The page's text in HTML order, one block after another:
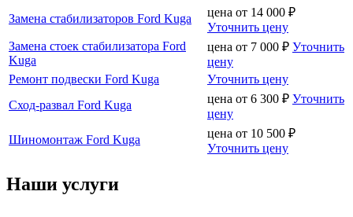
Замена стабилизаторов Ford Kuga
цена от 14 000 ₽
Уточнить цену
Замена стоек стабилизатора Ford
Kuga
цена от 7 000 ₽ Уточнить
цену
Ремонт подвески Ford Kuga
Уточнить цену
Сход-развал Ford Kuga
цена от 6 300 ₽ Уточнить
цену
Шиномонтаж Ford Kuga
цена от 10 500 ₽
Уточнить цену
Наши услуги